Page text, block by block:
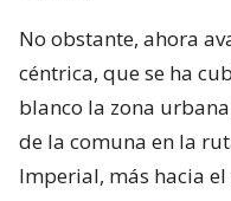
No obstante, ahora
céntrica, que se ha
blanco la zona
de la comuna en la
Imperial, más hacia el